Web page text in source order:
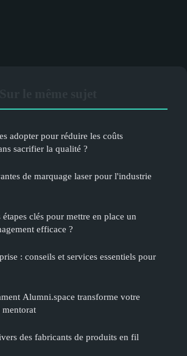
adopter pour réduire les coûts
sacrifier la qualité ?
de marquage laser pour l'industrie
clés pour mettre en place un
efficace ?
: conseils et services essentiels pour
Alumni.space transforme votre
mentorat
des fabricants de produits en fil